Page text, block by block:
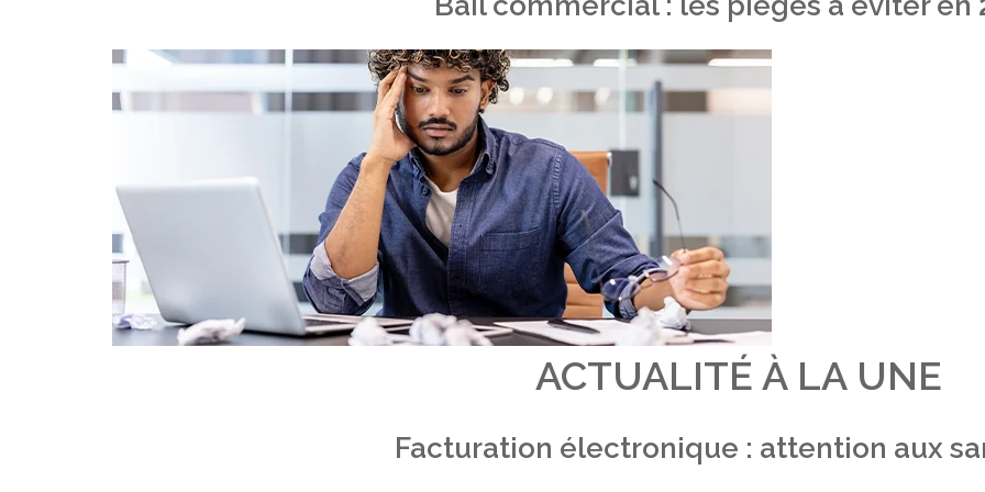
ACTUALITÉ À LA UNE
Facturation électronique : attention aux